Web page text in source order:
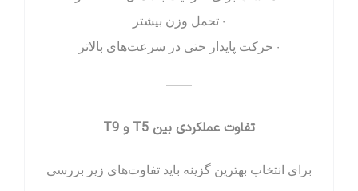
• تحمل وزن بیشتر
• حرکت پایدار حتی در سرعت‌های بالاتر
——
تفاوت عملکردی بین T5 و T9
برای انتخاب بهترین گزینه باید تفاوت‌های زیر بررسی